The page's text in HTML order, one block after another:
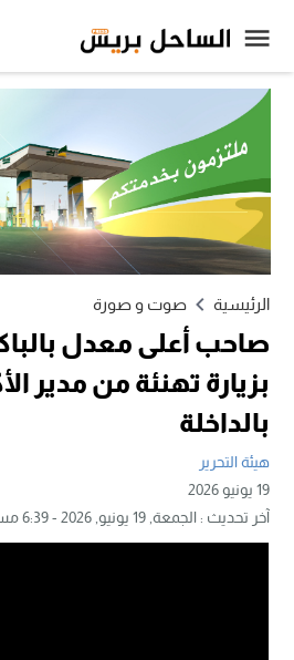
الرئيسية صوت و صورة
صاحب أعلى معدل
بزيارة تهنئة من مدير
بالداخلة
هيئة التحرير
19 يونيو 2026
آخر تحديث :الجمعة, 19 يونيو, 2026 - 6:39 مساءً